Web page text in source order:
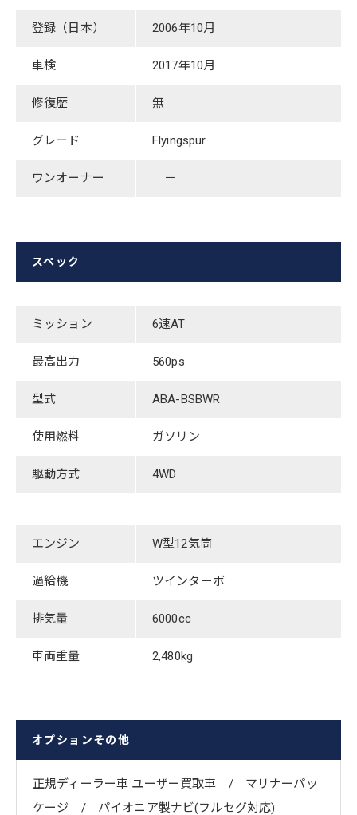
登録（日本） 2006年10月
車検 2017年10月
修復歴 無
グレード ​Flyingspur
ワンオーナー －
スペック
ミッション ​6速AT
最高出力 ​560ps
型式 ABA-BSBWR
使用燃料 ガソリン
駆動方式 4WD
エンジン W型12気筒
過給機 ​ツインターボ
排気量 6000cc
車両重量 2,480kg
オプションその他
正規ディーラー車 ユーザー買取車 / ​マリナーパッ
ケージ / ​パイオニア製ナビ(フルセグ対応)